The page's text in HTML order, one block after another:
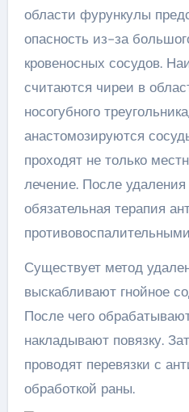
области фурункулы
опасность из-за
кровеносных сосудов.
считаются чиреи в
носогубного
анастомозируются
проходят не только
лечение. После
обязательная терапия
Существует метод
выскабливают гнойное
После чего
накладывают повязку.
проводят перевязки с
обработкой раны.